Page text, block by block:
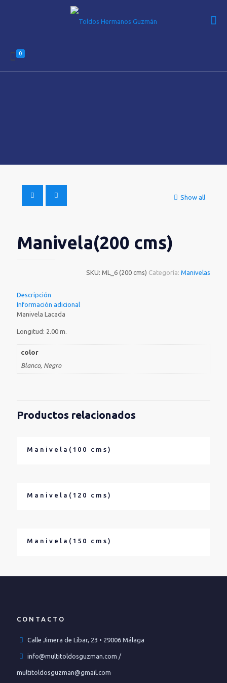
0
Show all
Manivela(200 cms)
SKU: ML_6 (200 cms) Categoría: Manivelas
Descripción
Información adicional
Manivela Lacada
Longitud: 2.00 m.
color
Blanco, Negro
Productos relacionados
Manivela(100 cms)
Manivela(120 cms)
Manivela(150 cms)
CONTACTO
Calle Jimera de Libar, 23 • 29006 Málaga
info@multitoldosguzman.com /
multitoldosguzman@gmail.com